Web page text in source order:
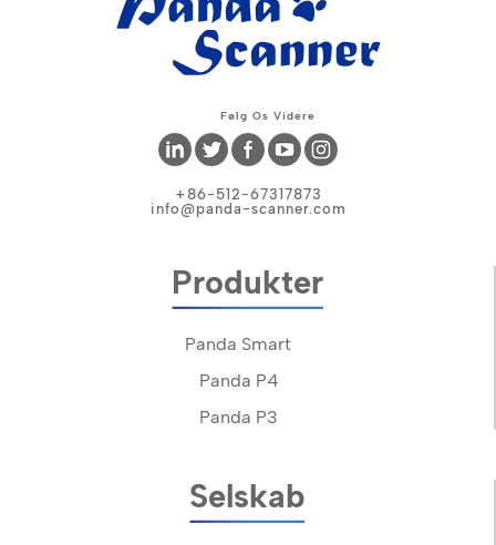
Følg Os Videre
+86-512-67317873
info@panda-scanner.com
Produkter
Panda Smart
Panda P4
Panda P3
Selskab